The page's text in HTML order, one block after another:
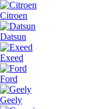
Citroen
Datsun
Exeed
Ford
Geely